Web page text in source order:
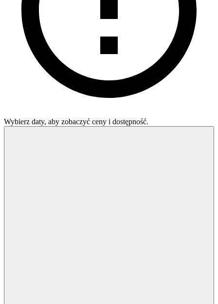
Wybierz daty, aby zobaczyć ceny i dostępność.